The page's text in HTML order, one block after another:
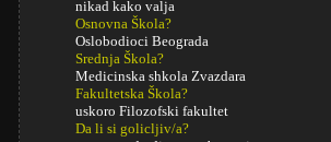
nikad kako valja
Osnovna Škola?
Oslobodioci Beograda
Srednja Škola?
Medicinska shkola Zvazdara
Fakultetska Škola?
uskoro Filozofski fakultet
Da li si golicljiv/a?